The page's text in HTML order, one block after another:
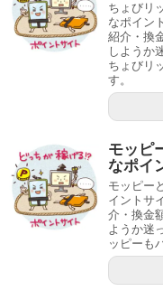
ちょびリ
なポイン
紹介・換
しようか
ちょびリ
す。
モッピ
なポイ
モッピー
イントサ
介・換金
ようか迷
ッピーも